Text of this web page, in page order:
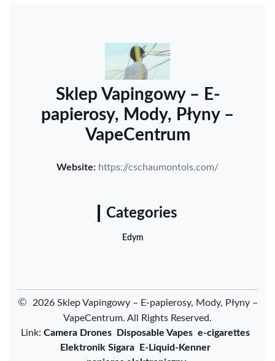
Sklep Vapingowy – E-
papierosy, Mody, Płyny –
VapeCentrum
Website: https://cschaumontois.com/
Categories
Edym
©
2026 Sklep Vapingowy – E-papierosy, Mody, Płyny –
VapeCentrum. All Rights Reserved.
Link: Camera Drones Disposable Vapes e-cigarettes
Elektronik Sigara
E-Liquid-Kenner